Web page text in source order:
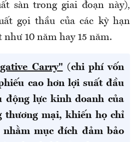
sàn trong giai đoạn này),
gọi thầu của các kỳ hạn
10 năm hay 15 năm.
Carry" (chi phí vốn
cao hơn lợi suất đầu
lực kinh doanh của
thương mại, khiến họ chỉ
mục đích đảm bảo